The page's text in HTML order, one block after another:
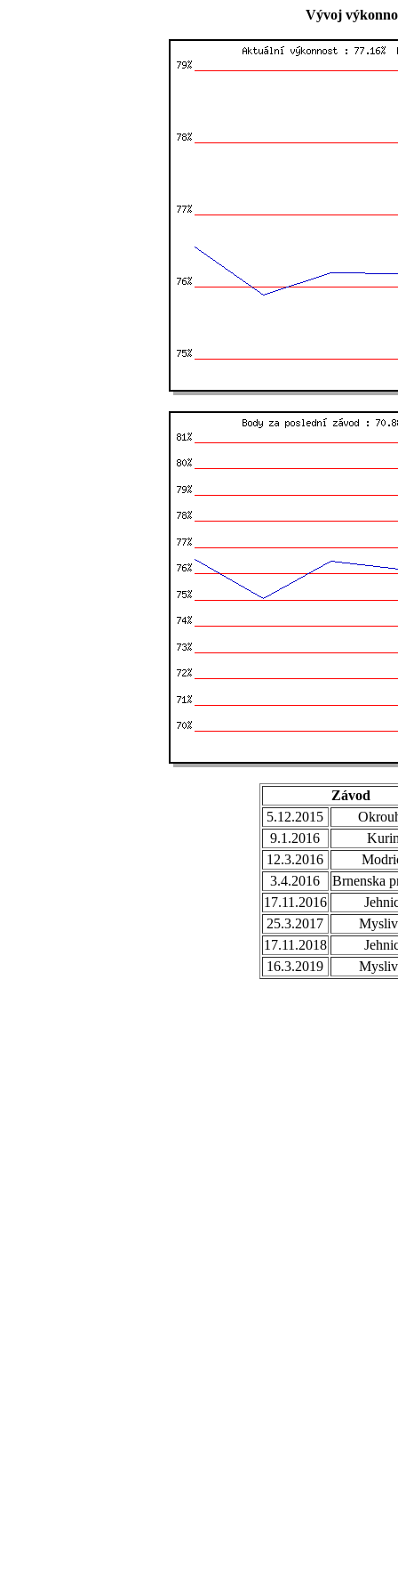
Vývoj
Závod
5.12.2015
9.1.2016
12.3.2016
3.4.2016
Brnenska
17.11.2016
25.3.2017
17.11.2018
16.3.2019